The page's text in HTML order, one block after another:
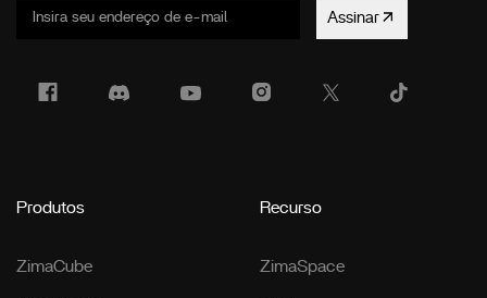
Assinar
Produtos
ZimaCube
Recurso
ZimaSpace